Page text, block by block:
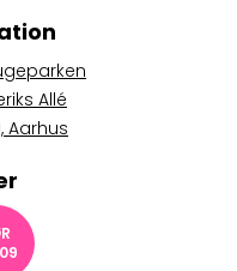
Allé
Aarhus